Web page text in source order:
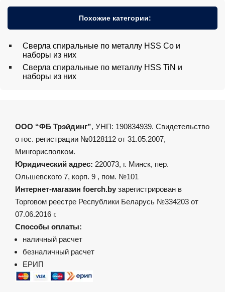
Похожие категории:
Сверла спиральные по металлу HSS Co и
наборы из них
Сверла спиральные по металлу HSS TiN и
наборы из них
ООО “ФБ Трэйдинг”, УНП: 190834939. Свидетельство
о гос. регистрации №0128112 от 31.05.2007,
Мингорисполком.
Юридический адрес: 220073, г. Минск, пер.
Ольшевского 7, корп. 9 , пом. №101
Интернет-магазин foerch.by зарегистрирован в
Торговом реестре Республики Беларусь №334203 от
07.06.2016 г.
Способы оплаты:
наличный расчет
безналичный расчет
ЕРИП